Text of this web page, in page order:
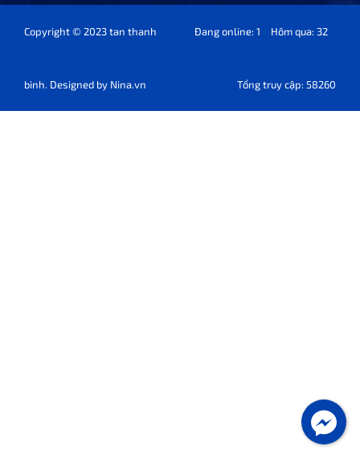
Copyright © 2023 tan thanh
binh. Designed by Nina.vn
Đang online: 1 Hôm qua: 32
Tổng truy cập: 58260